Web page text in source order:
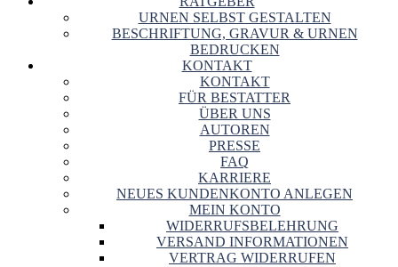
URNEN SELBST GESTALTEN
BESCHRIFTUNG, GRAVUR & URNEN
BEDRUCKEN
KONTAKT
KONTAKT
FÜR BESTATTER
ÜBER UNS
AUTOREN
PRESSE
FAQ
KARRIERE
NEUES KUNDENKONTO ANLEGEN
MEIN KONTO
WIDERRUFSBELEHRUNG
VERSAND INFORMATIONEN
VERTRAG WIDERRUFEN